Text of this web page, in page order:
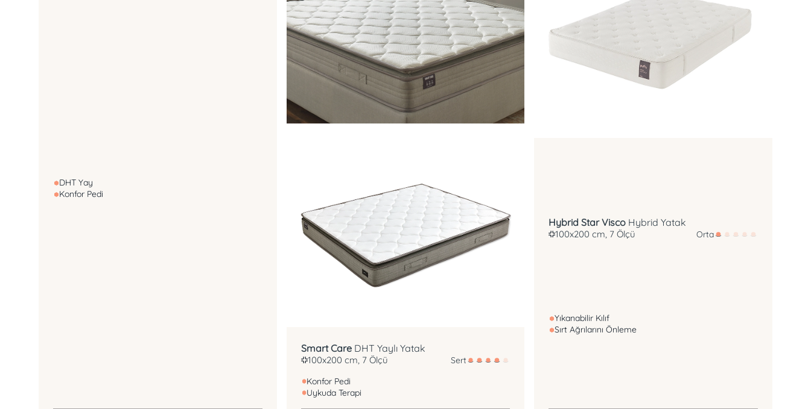
DHT Yay
Konfor Pedi
Smart Care DHT Yaylı Yatak
100x200 cm, 7 Ölçü
Sert
Konfor Pedi
Uykuda Terapi
Hybrid Star Visco Hybrid Yatak
100x200 cm, 7 Ölçü Orta
Yıkanabilir Kılıf
Sırt Ağrılarını Önleme